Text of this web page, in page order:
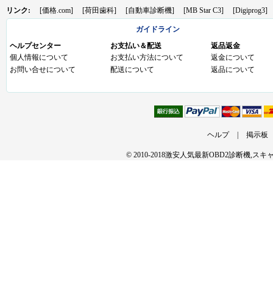
リンク: [価格.com] [荷田歯科] [自動車診断機] [MB Star C3] [Digiprog3]
ガイドライン
ヘルプセンター
個人情報について
お問い合せについて
お支払い＆配送
お支払い方法について
配送について
返品返金
返金について
返品について
ヘルプ 掲示板
© 2010-2018激安人気最新OBD2診断機,スキ